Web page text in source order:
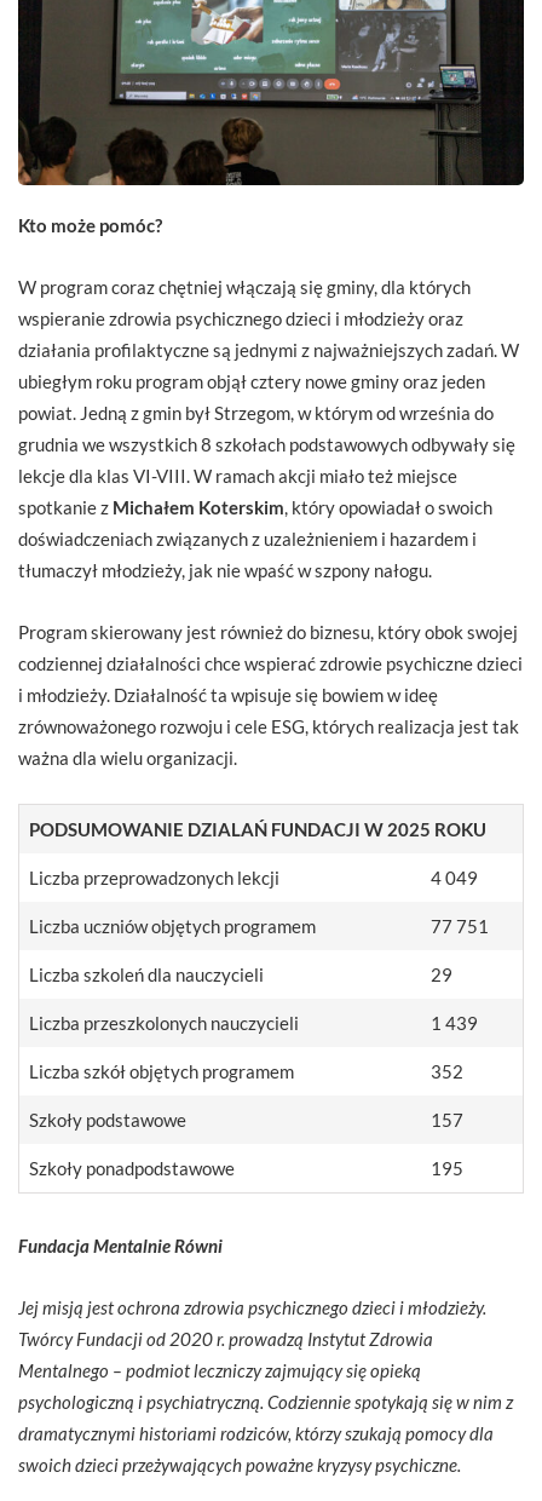
Kto może pomóc?
W program coraz chętniej włączają się gminy, dla których
wspieranie zdrowia psychicznego dzieci i młodzieży oraz
działania profilaktyczne są jednymi z najważniejszych zadań. W
ubiegłym roku program objął cztery nowe gminy oraz jeden
powiat. Jedną z gmin był Strzegom, w którym od września do
grudnia we wszystkich 8 szkołach podstawowych odbywały się
lekcje dla klas VI-VIII. W ramach akcji miało też miejsce
spotkanie z Michałem Koterskim, który opowiadał o swoich
doświadczeniach związanych z uzależnieniem i hazardem i
tłumaczył młodzieży, jak nie wpaść w szpony nałogu.
Program skierowany jest również do biznesu, który obok swojej
codziennej działalności chce wspierać zdrowie psychiczne dzieci
i młodzieży. Działalność ta wpisuje się bowiem w ideę
zrównoważonego rozwoju i cele ESG, których realizacja jest tak
ważna dla wielu organizacji.
PODSUMOWANIE DZIALAŃ FUNDACJI W 2025 ROKU
Liczba przeprowadzonych lekcji 4 049
Liczba uczniów objętych programem 77 751
Liczba szkoleń dla nauczycieli 29
Liczba przeszkolonych nauczycieli 1 439
Liczba szkół objętych programem 352
Szkoły podstawowe 157
Szkoły ponadpodstawowe 195
Fundacja Mentalnie Równi
Jej misją jest ochrona zdrowia psychicznego dzieci i młodzieży.
Twórcy Fundacji od 2020 r. prowadzą Instytut Zdrowia
Mentalnego – podmiot leczniczy zajmujący się opieką
psychologiczną i psychiatryczną. Codziennie spotykają się w nim z
dramatycznymi historiami rodziców, którzy szukają pomocy dla
swoich dzieci przeżywających poważne kryzysy psychiczne.